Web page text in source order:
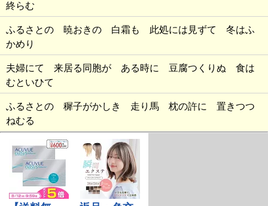
終らむ
ふるさとの 暁おきの 白霜も 此処には見ずて 冬はふ
かめり
夫婦にて 来居る同胞が ある時に 豆腐つくりぬ 食は
むといひて
ふるさとの 穉子がかしき 走り馬 枕の許に 置きつつ
ねむる